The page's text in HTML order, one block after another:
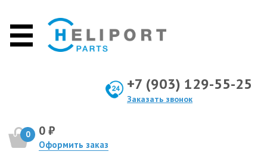
+7 (903) 129-55-25
Заказать звонок
0 0 ₽
Оформить заказ